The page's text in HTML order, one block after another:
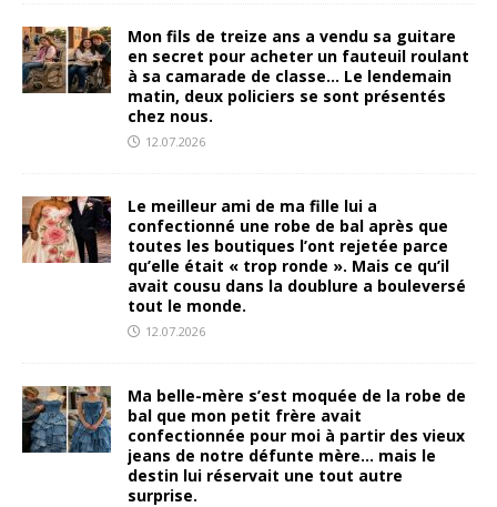
Mon fils de treize ans a vendu sa guitare
en secret pour acheter un fauteuil roulant
à sa camarade de classe… Le lendemain
matin, deux policiers se sont présentés
chez nous.
12.07.2026
Le meilleur ami de ma fille lui a
confectionné une robe de bal après que
toutes les boutiques l’ont rejetée parce
qu’elle était « trop ronde ». Mais ce qu’il
avait cousu dans la doublure a bouleversé
tout le monde.
12.07.2026
Ma belle-mère s’est moquée de la robe de
bal que mon petit frère avait
confectionnée pour moi à partir des vieux
jeans de notre défunte mère… mais le
destin lui réservait une tout autre
surprise.